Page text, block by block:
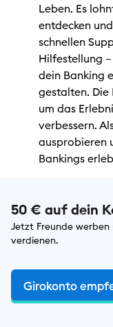
Leben. Es
entdecken
schnellen
Hilfestellung
dein Banking
gestalten. Die
um das
verbessern.
ausprobieren
Bankings
50 € auf dein
Jetzt Freunde
verdienen.
Girokonto